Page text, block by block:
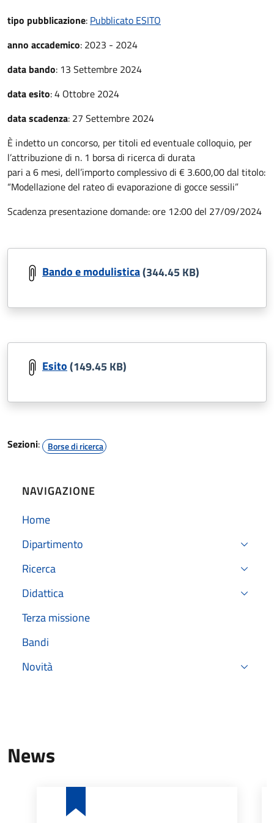
tipo pubblicazione: Pubblicato ESITO
anno accademico: 2023 - 2024
data bando: 13 Settembre 2024
data esito:4 Ottobre 2024
data scadenza: 27 Settembre 2024
È indetto un concorso, per titoli ed eventuale colloquio, per
l’attribuzione di n. 1 borsa di ricerca di durata
pari a 6 mesi, dell’importo complessivo di € 3.600,00 dal titolo:
“Modellazione del rateo di evaporazione di gocce sessili”
Scadenza presentazione domande: ore 12:00 del 27/09/2024
Bando e modulistica(344.45 KB)
Esito(149.45 KB)
Sezioni: Borse di ricerca
NAVIGAZIONE
Home
Dipartimento
Ricerca
Didattica
Terza missione
Bandi
Novità
News